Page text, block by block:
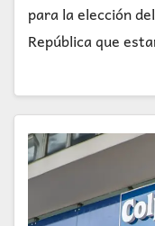
para la elección
República que